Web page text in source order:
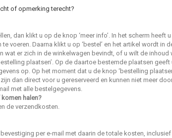
of opmerking terecht?
dan klikt u op de knop ‘meer info’. In het scherm heeft
voeren. Daarna klikt u op ‘bestel’ en het artikel wordt in
wat er zich in de winkelwagen bevindt, of u wilt de inhoud
plaatsen’. Op de daartoe bestemde plaatsen
op. Op het moment dat u de knop ‘bestelling
dan direct voor u gereserveerd en kunnen niet meer
met alle bestelgegevens.
halen?
de verzendkosten.
per e-mail met daarin de totale kosten,